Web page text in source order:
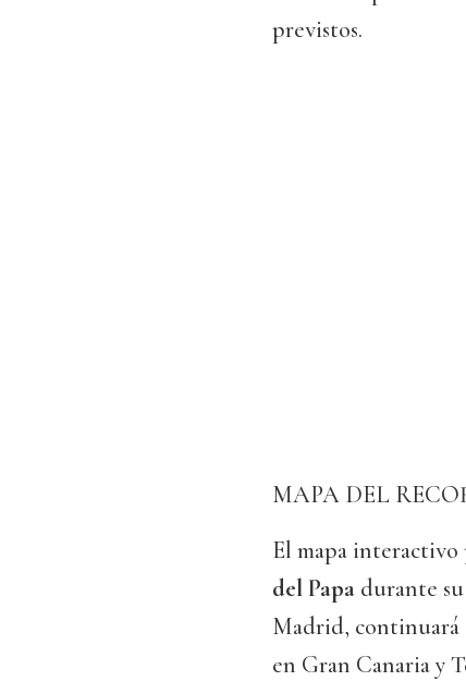
previstos.
MAPA DEL
El mapa
del Papa durante
Madrid, continuará
en Gran Canaria y